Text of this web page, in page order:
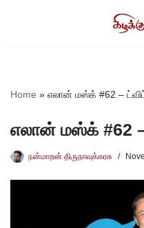
Home » எலான் மஸ்க் #62 –
எலான் மஸ்க் #62 –
நன்மாறன் திருநாவுக்கரசு